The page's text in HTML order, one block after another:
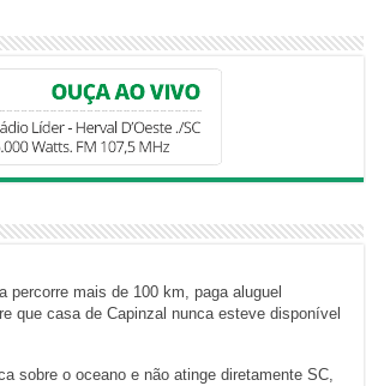
percorre mais de 100 km, paga aluguel
que casa de Capinzal nunca esteve disponível
sobre o oceano e não atinge diretamente SC,